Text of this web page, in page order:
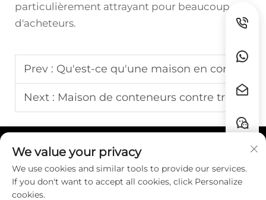
particulièrement attrayant pour beaucoup
d'acheteurs.
Prev : Qu'est-ce qu'une maison en conteneur maritime
Next : Maison de conteneurs contre tremblement de terre
Liens rapides
CONTACT
We value your privacy
We use cookies and similar tools to provide our services.
If you don't want to accept all cookies, click Personalize
cookies.